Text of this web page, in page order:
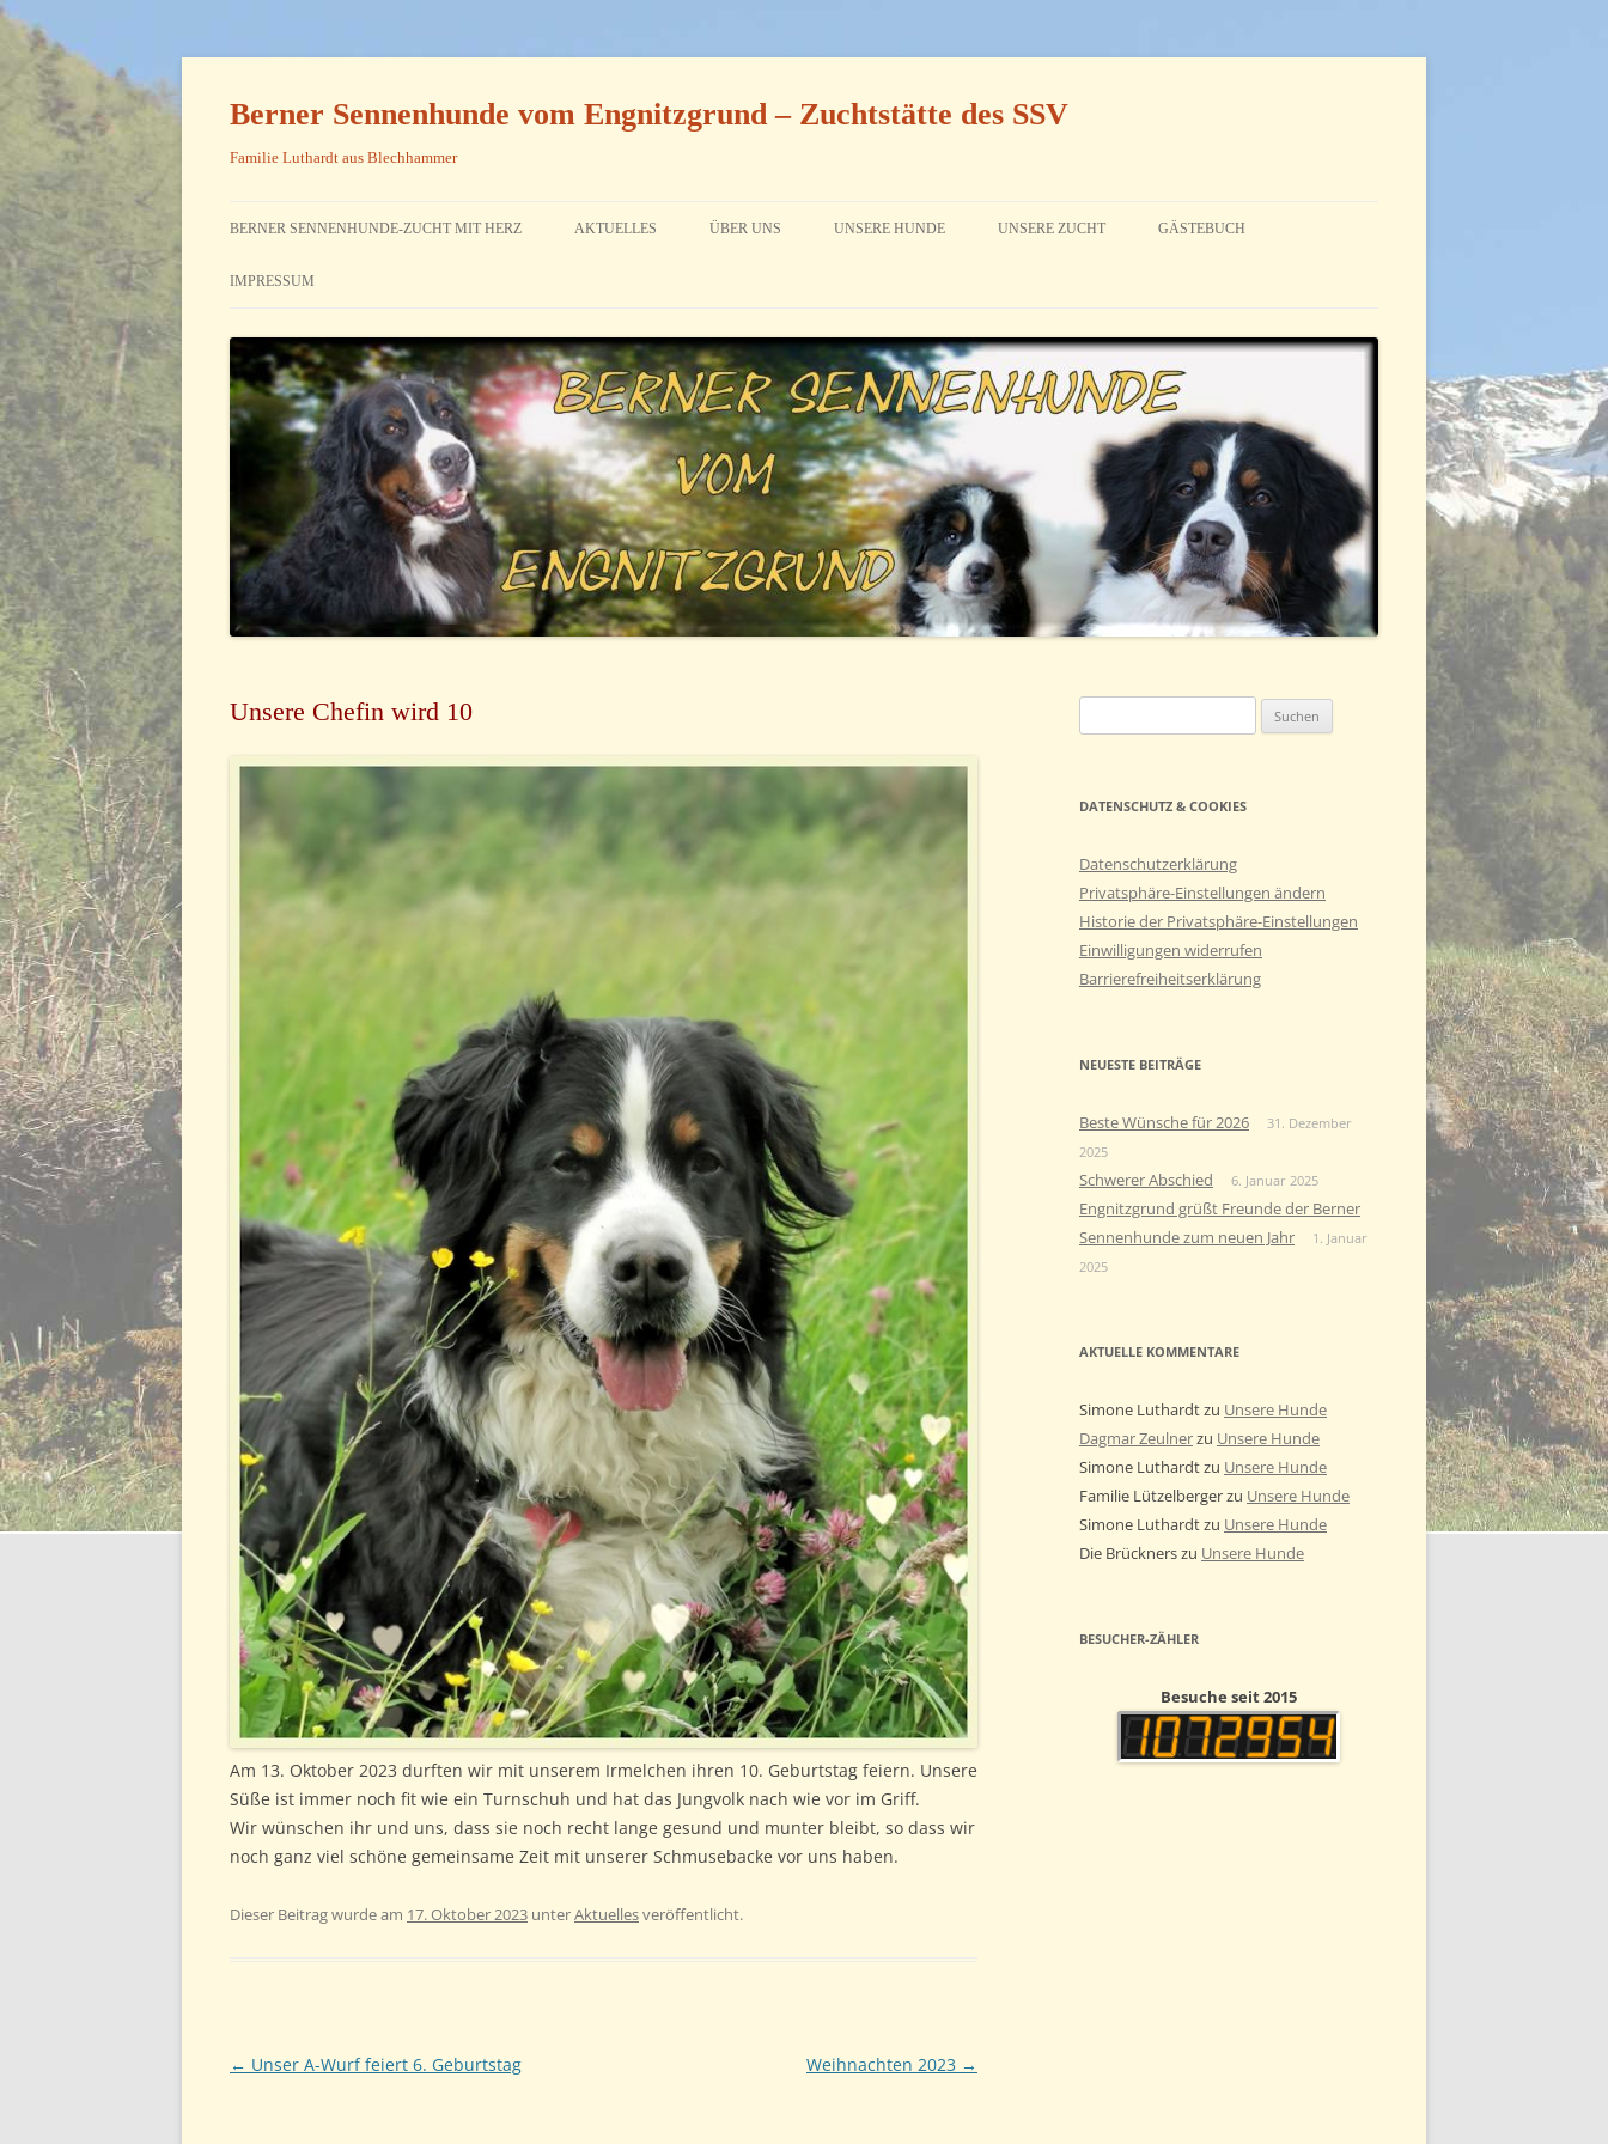
Zum
Berner Sennenhunde vom Engnitzgrund – Zuchtstätte des SSV
Familie Luthardt aus Blechhammer
BERNER SENNENHUNDE-ZUCHT MIT HERZ AKTUELLES ÜBER UNS UNSERE HUNDE
ANNI VOM ENGNITZGRUND
IRMEL VOM RÖNNBAUM
IN ERINNERUNG
UNSERE ZUCHT
WURFPLANUNG
WÜRFE ALINA (LILLY GENANNT)
ASCO (BASTI GENANNT)
GÄSTEBUCH
IMPRESSUM
HAFTUNGSAUSSCHLUSS
Unsere Chefin wird 10
Am 13. Oktober 2023 durften wir mit unserem Irmelchen ihren 10. Geburtstag feiern. Unsere
Süße ist immer noch fit wie ein Turnschuh und hat das Jungvolk nach wie vor im Griff.
Wir wünschen ihr und uns, dass sie noch recht lange gesund und munter bleibt, so dass wir
noch ganz viel schöne gemeinsame Zeit mit unserer Schmusebacke vor uns haben.
Dieser Beitrag wurde am 17. Oktober 2023 unterAktuellesveröffentlicht.
Beitragsnavigation
← Unser A-Wurf feiert 6. Geburtstag Weihnachten 2023 →
nach:
DATENSCHUTZ & COOKIES
Datenschutzerklärung
Privatsphäre-Einstellungen ändern
Historie der Privatsphäre-Einstellungen
Einwilligungen widerrufen
Barrierefreiheitserklärung
NEUESTE BEITRÄGE
Beste Wünsche für 2026
31. Dezember
2025
Schwerer Abschied 6. Januar 2025
Engnitzgrund grüßt Freunde der Berner
Sennenhunde zum neuen Jahr
1. Januar
2025
AKTUELLE KOMMENTARE
Simone Luthardtzu Unsere Hunde
Dagmar Zeulnerzu Unsere Hunde
Simone Luthardtzu Unsere Hunde
Familie Lützelbergerzu Unsere Hunde
Simone Luthardtzu Unsere Hunde
Die Brücknerszu Unsere Hunde
BESUCHER-ZÄHLER
Besuche seit 2015